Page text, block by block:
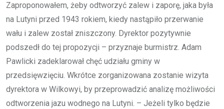
Zaproponowałem, żeby odtworzyć zalew i zaporę, jaka była
na Lutyni przed 1943 rokiem, kiedy nastąpiło przerwanie
wału i zalew został zniszczony. Dyrektor pozytywnie
podszedł do tej propozycji – przyznaje burmistrz. Adam
Pawlicki zadeklarował chęć udziału gminy w
przedsięwzięciu. Wkrótce zorganizowana zostanie wizyta
dyrektora w Wilkowyi, by przeprowadzić analizę możliwości
odtworzenia jazu wodnego na Lutyni. – Jeżeli tylko będzie